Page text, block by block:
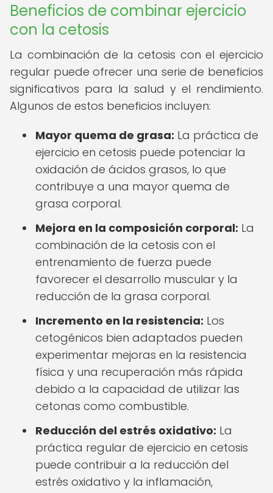
Beneficios de combinar ejercicio
con la cetosis
La combinación de la cetosis con el ejercicio
regular puede ofrecer una serie de beneficios
significativos para la salud y el rendimiento.
Algunos de estos beneficios incluyen:
Mayor quema de grasa: La práctica de
ejercicio en cetosis puede potenciar la
oxidación de ácidos grasos, lo que
contribuye a una mayor quema de
grasa corporal.
Mejora en la composición corporal: La
combinación de la cetosis con el
entrenamiento de fuerza puede
favorecer el desarrollo muscular y la
reducción de la grasa corporal.
Incremento en la resistencia: Los
cetogénicos bien adaptados pueden
experimentar mejoras en la resistencia
física y una recuperación más rápida
debido a la capacidad de utilizar las
cetonas como combustible.
Reducción del estrés oxidativo: La
práctica regular de ejercicio en cetosis
puede contribuir a la reducción del
estrés oxidativo y la inflamación,